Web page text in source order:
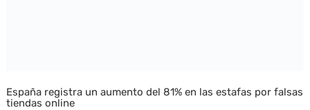
España registra un aumento del 81% en las estafas por falsas
tiendas online